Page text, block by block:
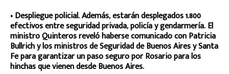
• Despliegue policial. Además, estarán desplegados 1.800
efectivos entre seguridad privada, policía y gendarmería. El
ministro Quinteros reveló haberse comunicado con Patricia
Bullrich y los ministros de Seguridad de Buenos Aires y Santa
Fe para garantizar un paso seguro por Rosario para los
hinchas que vienen desde Buenos Aires.